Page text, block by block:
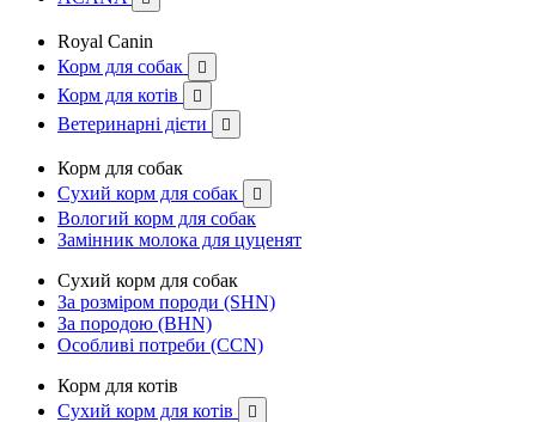
Royal Canin
Корм для собак

Корм для котів 
Ветеринарні дієти 
Корм для собак
Сухий корм для собак

Вологий корм для собак
Замінник молока для цуценят
Сухий корм для собак
За розміром породи (SHN)
За породою (BHN)
Особливі потреби (CCN)
Корм для котів
Сухий корм для котів
